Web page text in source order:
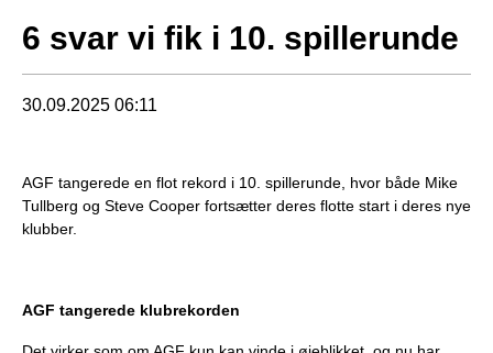
6 svar vi fik i 10. spillerunde
30.09.2025 06:11
AGF tangerede en flot rekord i 10. spillerunde, hvor både Mike
Tullberg og Steve Cooper fortsætter deres flotte start i deres nye
klubber.
AGF tangerede klubrekorden